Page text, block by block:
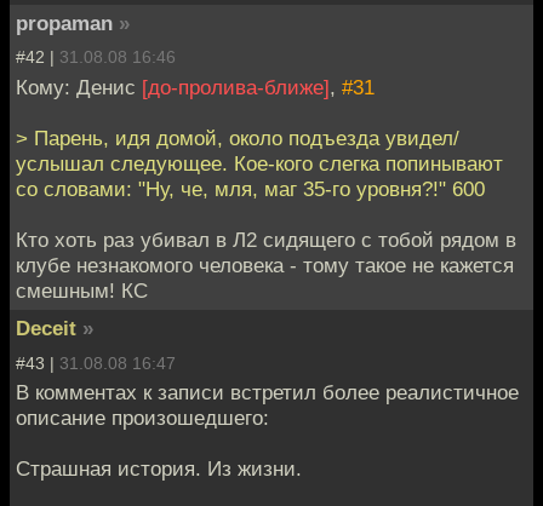
propaman »
#42 | 31.08.08 16:46
Кому: Денис [до-пролива-ближе], #31
> Парень, идя домой, около подъезда увидел/
услышал следующее. Кое-кого слегка попинывают
со словами: "Ну, че, мля, маг 35-го уровня?!" 600
Кто хоть раз убивал в Л2 сидящего с тобой рядом в
клубе незнакомого человека - тому такое не кажется
смешным! КС
Deceit »
#43 | 31.08.08 16:47
В комментах к записи встретил более реалистичное
описание произошедшего:
Страшная история. Из жизни.